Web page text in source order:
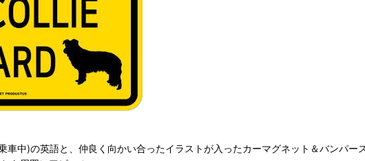
車中)の英語と、仲良く向かい合ったイラストが入ったカーマグネット＆バンパ